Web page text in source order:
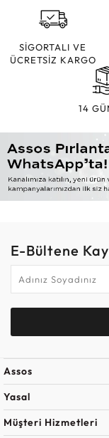
SİGORTALI VE
ÜCRETSİZ KARGO
14
E-Bültene
Assos
Yasal
Müşteri Hizmetleri